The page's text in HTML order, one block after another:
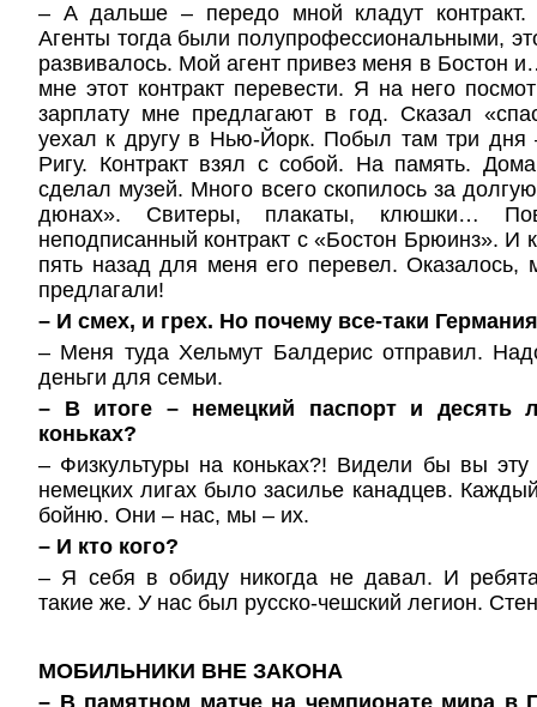
– А дальше – передо мной кладут
Агенты тогда были полупрофессиональными,
развивалось. Мой агент привез меня в Бостон
мне этот контракт перевести. Я на него
зарплату мне предлагают в год. Сказал
уехал к другу в Нью-Йорк. Побыл там три дня
Ригу. Контракт взял с собой. На память.
сделал музей. Много всего скопилось за
дюнах». Свитеры, плакаты, клюшки…
неподписанный контракт с «Бостон Брюинз». И
пять назад для меня его перевел. Оказалось,
предлагали!
– И смех, и грех. Но почему все-таки
– Меня туда Хельмут Балдерис отправил.
деньги для семьи.
– В итоге – немецкий паспорт и десять
коньках?
– Физкультуры на коньках?! Видели бы вы эту
немецких лигах было засилье канадцев.
бойню. Они – нас, мы – их.
– И кто кого?
– Я себя в обиду никогда не давал. И
такие же. У нас был русско-чешский легион.
МОБИЛЬНИКИ ВНЕ ЗАКОНА
– В памятном матче на чемпионате мира в